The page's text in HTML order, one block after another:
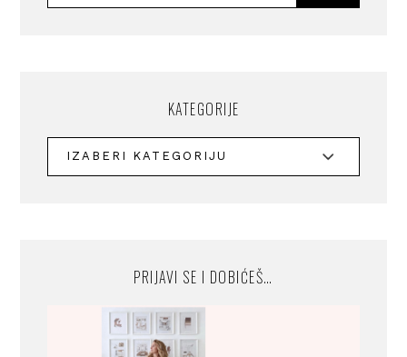
KATEGORIJE
PRIJAVI SE I DOBIĆEŠ…